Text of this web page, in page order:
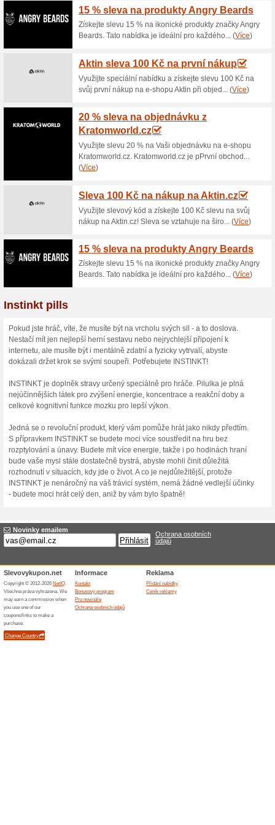
Aktuální slevy a
Doprava zdarma
100% fungovalo Akce
Nakupování online v
nákupech nad 1 500 Kč jsou
Neplaťte tak zbytečně
INSTINKT GG
100% fungovalo Akce
Chcete dárek? Od
každé objednávce přidávají
rozdání nebo odvolání e-
Podobné slevy a